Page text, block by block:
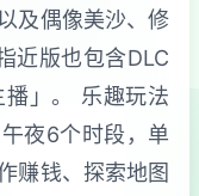
及偶像美沙、修
近版也包含DLC
」。 乐趣玩法
夜6个时段，单
赚钱、探索地图